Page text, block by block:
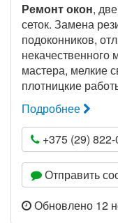
Ремонт окон,
сеток. Замена
подоконников,
мастера, мелкие
плотницкие
Подробнее
+375 (29)
Отправить
Обновлено 12